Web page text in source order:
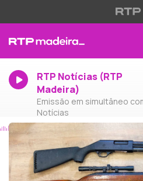
RTP Notícias (RTP
Madeira)
Emissão em simultâneo
Notícias